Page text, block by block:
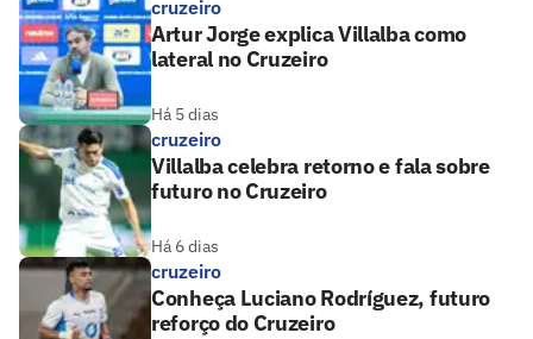
cruzeiro
Artur Jorge explica Villalba como
lateral no Cruzeiro
Há 5 dias
cruzeiro
Villalba celebra retorno e fala sobre
futuro no Cruzeiro
Há 6 dias
cruzeiro
Conheça Luciano Rodríguez, futuro
reforço do Cruzeiro